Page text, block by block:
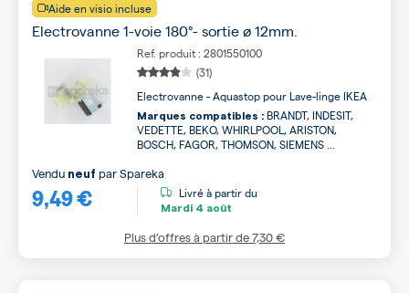
Aide en visio incluse
Electrovanne 1-voie 180°- sortie ø 12mm.
Ref. produit : 2801550100
(31)
Electrovanne - Aquastop pour Lave-linge IKEA
Marques compatibles : BRANDT, INDESIT,
VEDETTE, BEKO, WHIRLPOOL, ARISTON,
BOSCH, FAGOR, THOMSON, SIEMENS ...
9,49 €
Vendu neuf parSpareka
Livré à partir du
Mardi 4 août
Plus d’offres à partir de7,30 €